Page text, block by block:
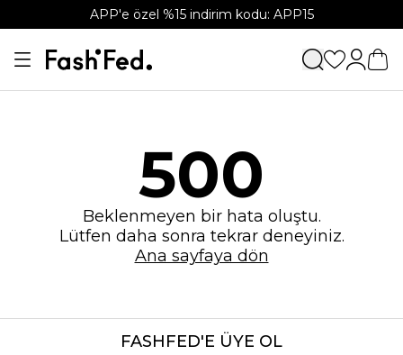
APP'e özel %15 indirim kodu: APP15
500
Beklenmeyen bir hata oluştu.
Lütfen daha sonra tekrar deneyiniz.
Ana sayfaya dön
FASHFED'E ÜYE OL